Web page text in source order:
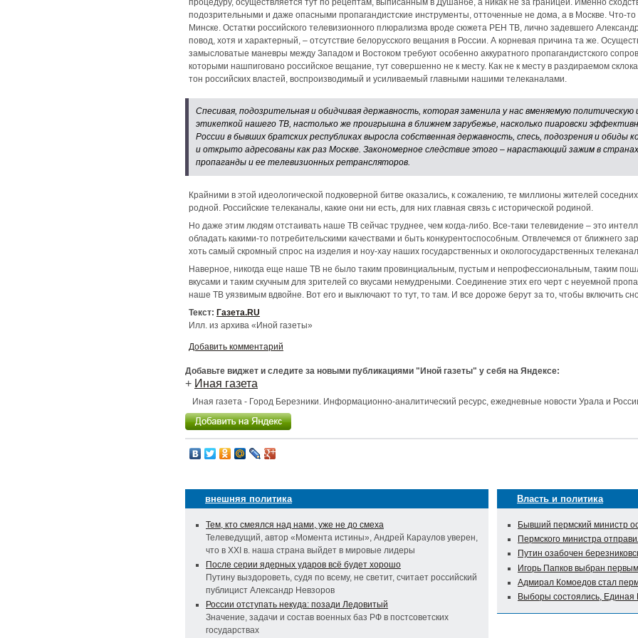
подозрительными и даже опасными пропагандистские инструменты, отточенные не дома, а в Москве. Что-
Минске. Остатки российского телевизионного плюрализма вроде сюжета РЕН ТВ, лично задевшего
повод, хотя и характерный, – отсутствие белорусского вещания в России. А корневая причина та же.
замысловатые маневры между Западом и Востоком требуют особенно аккуратного пропагандистского
которыми нашпиговано российское вещание, тут совершенно не к месту. Как не к месту в раздираемом
тон российских властей, воспроизводимый и усиливаемый главными нашими телеканалами.
Спесивая, подозрительная и обидчивая державность, которая заменила у нас вменяемую
этикеткой нашего ТВ, настолько же проигрышна в ближнем зарубежье, насколько пиаровски
России в бывших братских республиках выросла собственная державность, спесь, подозрения и
и открыто адресованы как раз Москве. Закономерное следствие этого – нарастающий зажим в
пропаганды и ее телевизионных ретрансляторов.
Крайними в этой идеологической подковерной битве оказались, к сожалению, те миллионы жителей
родной. Российские телеканалы, какие они ни есть, для них главная связь с исторической родиной.
Но даже этим людям отстаивать наше ТВ сейчас труднее, чем когда-либо. Все-таки телевидение – это
обладать какими-то потребительскими качествами и быть конкурентоспособным. Отвлечемся от ближнего
хоть самый скромный спрос на изделия и ноу-хау наших государственных и окологосударственных
Наверное, никогда еще наше ТВ не было таким провинциальным, пустым и непрофессиональным, таким
вкусами и таким скучным для зрителей со вкусами немудреными. Соединение этих его черт с неуемной
наше ТВ уязвимым вдвойне. Вот его и выключают то тут, то там. И все дороже берут за то, чтобы включить
Текст: Газета.RU
Илл. из архива «Иной газеты»
Добавить комментарий
Добавьте виджет и следите за новыми публикациями "Иной газеты" у себя на Яндексе:
+ Иная газета
Иная газета - Город Березники. Информационно-аналитический ресурс, ежедневные новости Урала и
внешняя политика
Тем, кто смеялся над нами, уже не до смеха
Телеведущий, автор «Момента истины», Андрей Караулов уверен,
что в XXI в. наша страна выйдет в мировые лидеры
После серии ядерных ударов всё будет хорошо
Путину выздороветь, судя по всему, не светит, считает российский
публицист Александр Невзоров
России отступать некуда: позади Ледовитый
Значение, задачи и состав военных баз РФ в постсоветских
государствах
Власть и политика
Бывший пермский министр
Пермского министра
Путин озабочен
Игорь Папков выбран
Адмирал Комоедов стал
Выборы состоялись, Единая